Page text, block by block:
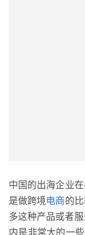
中国的出海企业
是做跨境电商的
多这种产品或者
内是非常大的一